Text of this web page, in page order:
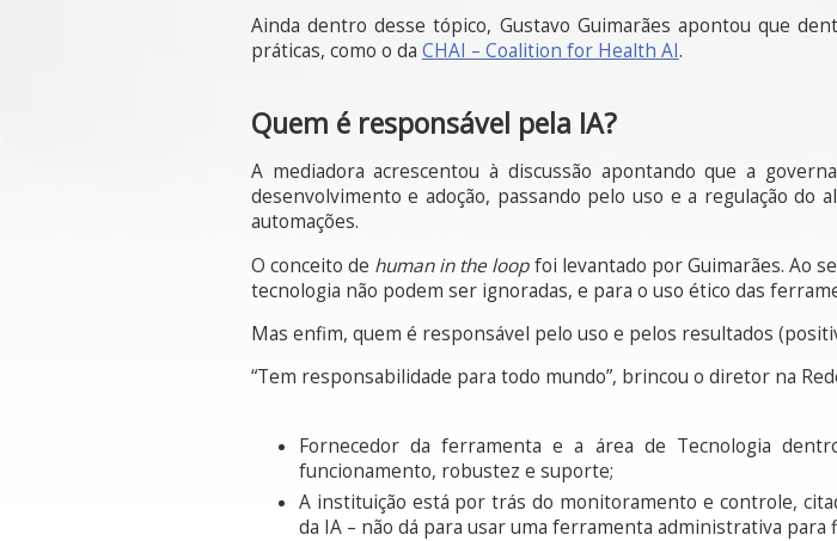
Ainda dentro desse tópico, Gustavo Guimarães apontou que
práticas, como o da CHAI – Coalition for Health AI.
Quem é responsável pela IA?
A mediadora acrescentou à discussão apontando que a
desenvolvimento e adoção, passando pelo uso e a regulação
automações.
O conceito de human in the loopfoi levantado por Guimarães. Ao
tecnologia não podem ser ignoradas, e para o uso ético das
Mas enfim, quem é responsável pelo uso e pelos resultados
“Tem responsabilidade para todo mundo”, brincou o diretor na
Fornecedor da ferramenta e a área de Tecnologia
funcionamento, robustez e suporte;
A instituição está por trás do monitoramento e controle,
da IA – não dá para usar uma ferramenta administrativa para